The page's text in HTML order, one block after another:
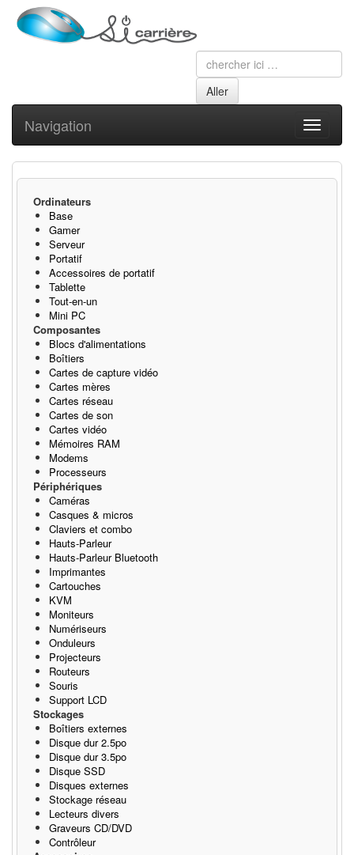
Toggle
Navigation
Ordinateurs
Base
Gamer
Serveur
Portatif
Accessoires de portatif
Tablette
Tout-en-un
Mini PC
Composantes
Blocs d'alimentations
Boîtiers
Cartes de capture vidéo
Cartes mères
Cartes réseau
Cartes de son
Cartes vidéo
Mémoires RAM
Modems
Processeurs
Périphériques
Caméras
Casques & micros
Claviers et combo
Hauts-Parleur
Hauts-Parleur Bluetooth
Imprimantes
Cartouches
KVM
Moniteurs
Numériseurs
Onduleurs
Projecteurs
Routeurs
Souris
Support LCD
Stockages
Boîtiers externes
Disque dur 2.5po
Disque dur 3.5po
Disque SSD
Disques externes
Stockage réseau
Lecteurs divers
Graveurs CD/DVD
Contrôleur